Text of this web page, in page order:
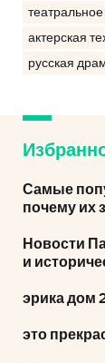
театральное
актерская
русская
Самые
почему их
Новости
и
эрика дом
это